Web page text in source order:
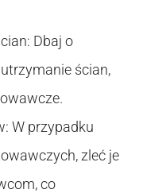
Dbaj o
ścian,
W przypadku
zleć je
co